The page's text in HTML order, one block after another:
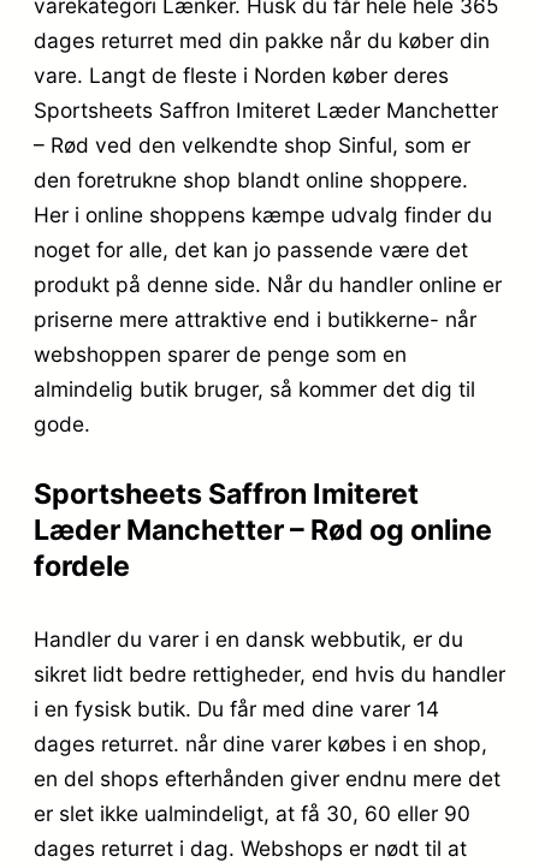
varekategori Lænker. Husk du får hele hele 365
dages returret med din pakke når du køber din
vare. Langt de fleste i Norden køber deres
Sportsheets Saffron Imiteret Læder Manchetter
– Rød ved den velkendte shop Sinful, som er
den foretrukne shop blandt online shoppere.
Her i online shoppens kæmpe udvalg finder du
noget for alle, det kan jo passende være det
produkt på denne side. Når du handler online er
priserne mere attraktive end i butikkerne- når
webshoppen sparer de penge som en
almindelig butik bruger, så kommer det dig til
gode.
Sportsheets Saffron Imiteret
Læder Manchetter – Rød og online
fordele
Handler du varer i en dansk webbutik, er du
sikret lidt bedre rettigheder, end hvis du handler
i en fysisk butik. Du får med dine varer 14
dages returret. når dine varer købes i en shop,
en del shops efterhånden giver endnu mere det
er slet ikke ualmindeligt, at få 30, 60 eller 90
dages returret i dag. Webshops er nødt til at